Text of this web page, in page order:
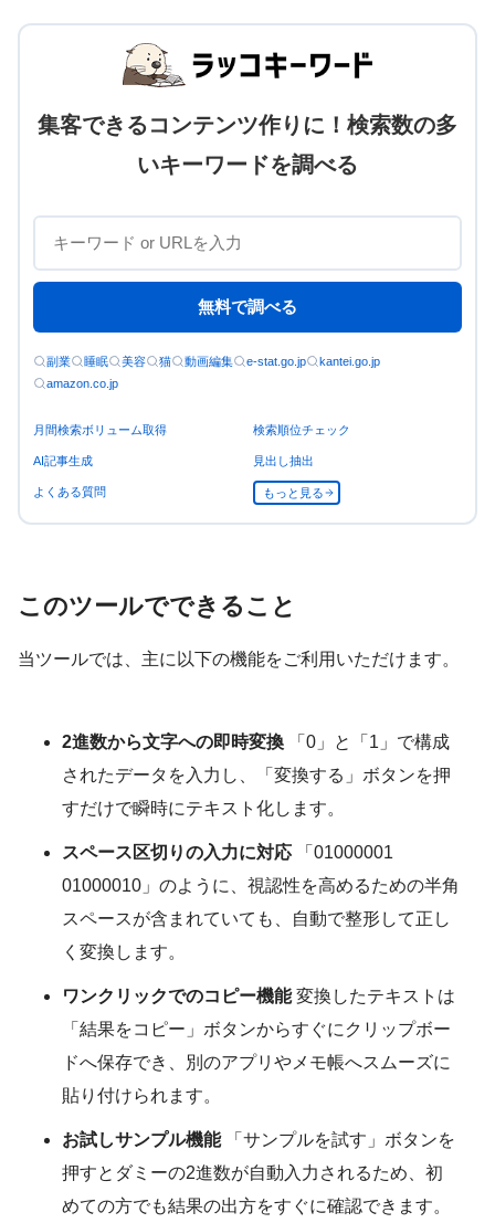
集客できるコンテンツ作りに！検索数の多
いキーワードを調べる
無料で調べる
副業 睡眠 美容 猫 動画編集 e-stat.go.jp
kantei.go.jp
amazon.co.jp
月間検索ボリューム取得 検索順位チェック
AI記事生成 見出し抽出
よくある質問 もっと見る
このツールでできること
当ツールでは、主に以下の機能をご利用いただけます。
2進数から文字への即時変換 「0」と「1」で構成
されたデータを入力し、「変換する」ボタンを押
すだけで瞬時にテキスト化します。
スペース区切りの入力に対応 「01000001
01000010」のように、視認性を高めるための半角
スペースが含まれていても、自動で整形して正し
く変換します。
ワンクリックでのコピー機能変換したテキストは
「結果をコピー」ボタンからすぐにクリップボー
ドへ保存でき、別のアプリやメモ帳へスムーズに
貼り付けられます。
お試しサンプル機能「サンプルを試す」ボタンを
押すとダミーの2進数が自動入力されるため、初
めての方でも結果の出方をすぐに確認できます。